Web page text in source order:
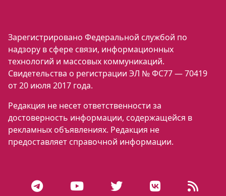
Зарегистрировано Федеральной службой по
надзору в сфере связи, информационных
технологий и массовых коммуникаций.
Свидетельства о регистрации ЭЛ № ФС77 — 70419
от 20 июля 2017 года.
Редакция не несет ответственности за
достоверность информации, содержащейся в
рекламных объявлениях. Редакция не
предоставляет справочной информации.